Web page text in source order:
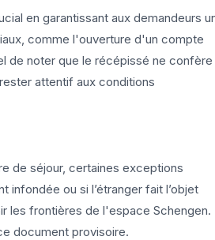
en garantissant aux demandeurs
comme l'ouverture d'un compte
de noter que le récépissé ne confère
attentif aux conditions
de séjour, certaines exceptions
ou si l’étranger fait l’objet
les frontières de l'espace Schengen.
document provisoire.